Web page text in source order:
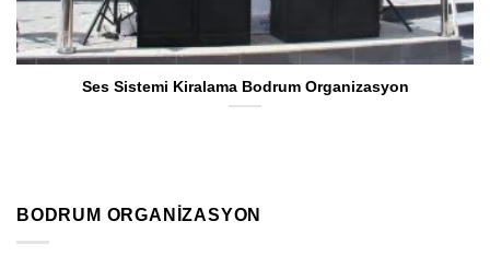
Ses Sistemi Kiralama Bodrum Organizasyon
BODRUM ORGANIZASYON